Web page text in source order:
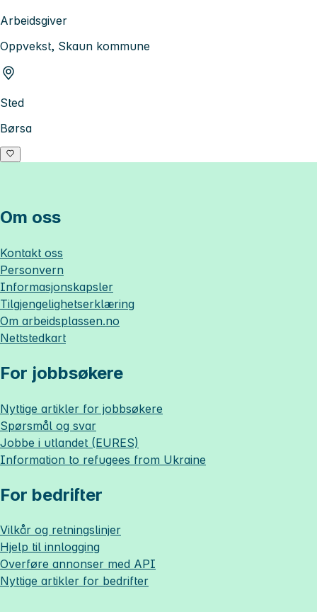
Arbeidsgiver
Oppvekst, Skaun kommune
Sted
Børsa
Om oss
Kontakt oss
Personvern
Informasjonskapsler
Tilgjengelighetserklæring
Om arbeidsplassen.no
Nettstedkart
For jobbsøkere
Nyttige artikler for jobbsøkere
Spørsmål og svar
Jobbe i utlandet (EURES)
Information to refugees from Ukraine
For bedrifter
Vilkår og retningslinjer
Hjelp til innlogging
Overføre annonser med API
Nyttige artikler for bedrifter